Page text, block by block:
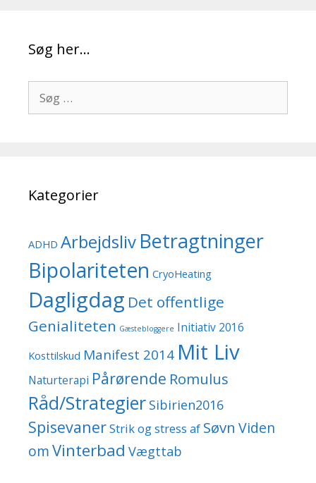
Søg her…
efter:
Kategorier
ADHD Arbejdsliv Betragtninger
Bipolariteten CryoHeating
Dagligdag Det offentlige
Genialiteten Gæstebloggere Initiativ 2016
Kosttilskud Manifest 2014 Mit Liv
Naturterapi Pårørende Romulus
Råd/Strategier Sibirien2016
SpisevanerStrik og stress af Søvn Viden
omVinterbad Vægttab